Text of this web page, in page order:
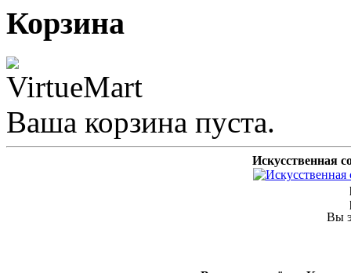
Корзина
Ваша корзина пуста.
Искусственная
Вы